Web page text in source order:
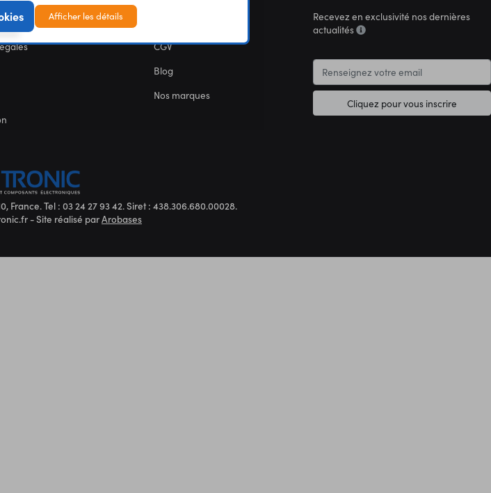
CGV
Blog
Nos marques
Recevez en exclusivité nos dernières
actualités
Cliquez pour vous inscrire
France. Tel : 03 24 27 93 42. Siret : 438.306.680.00028.
- Site réalisé parArobases
Afficher les détails